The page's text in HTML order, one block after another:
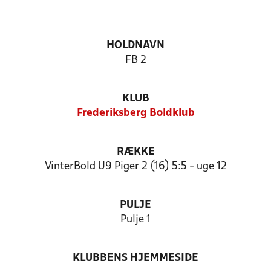
HOLDNAVN
FB 2
KLUB
Frederiksberg Boldklub
RÆKKE
VinterBold U9 Piger 2 (16) 5:5 - uge 12
PULJE
Pulje 1
KLUBBENS HJEMMESIDE